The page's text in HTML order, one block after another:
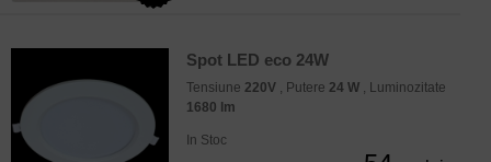
Spot LED eco 24W
Tensiune 220V , Putere 24 W , Luminozitate
1680 lm
In Stoc